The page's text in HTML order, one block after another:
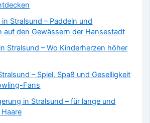
Stralsund – Paddeln und
auf den Gewässern der Hansestadt
Stralsund – Wo Kinderherzen höher
– Spiel, Spaß und Geselligkeit
Fans
in Stralsund – für lange und